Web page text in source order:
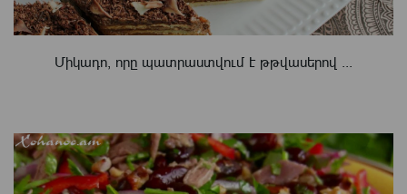
Միկադո, որը պատրաստվում է թթվասերով ...